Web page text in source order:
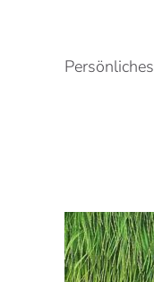
Persönliches